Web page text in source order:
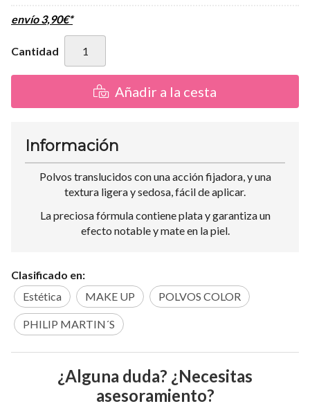
envío3,90€*
Cantidad
Añadir a la cesta
Información
Polvos translucidos con una acción fijadora, y una
textura ligera y sedosa, fácil de aplicar.
La preciosa fórmula contiene plata y garantiza un
efecto notable y mate en la piel.
Clasificado en:
Estética
MAKE UP POLVOS COLOR
PHILIP MARTIN´S
¿Alguna duda? ¿Necesitas
asesoramiento?